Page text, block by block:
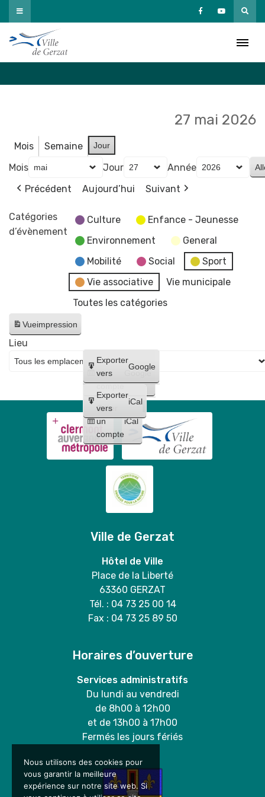
Passer
au
contenu
27 mai 2026
Mois Semaine Jour
Mois Jour
Année
Précédent
Aujourd’hui Suivant
Catégories
d’évènement
Culture
Enfance - Jeunesse
Environnement
General
Mobilité
Social
Sport
Vie associative
Vie municipale
Toutes les catégories
Vueimpression
Créer
un
compte
Google
Créer
un
compte
iCal
Exporter
vers
Google
Exporter
vers
iCal
Lieu
Ville de Gerzat
Hôtel de Ville
Place de la Liberté
63360 GERZAT
Tél. : 04 73 25 00 14
Fax : 04 73 25 89 50
Horaires d’ouverture
Services administratifs
Du lundi au vendredi
de 8h00 à 12h00
et de 13h00 à 17h00
Fermés les jours fériés
Nous utilisons des cookies pour
vous garantir la meilleure
expérience sur notre site web. Si